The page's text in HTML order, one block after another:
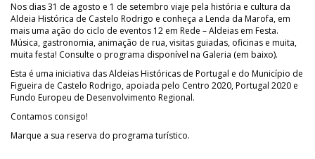
Nos dias 31 de agosto e 1 de setembro viaje pela história e cultura da
Aldeia Histórica de Castelo Rodrigo e conheça a Lenda da Marofa, em
mais uma ação do ciclo de eventos 12 em Rede – Aldeias em Festa.
Música, gastronomia, animação de rua, visitas guiadas, oficinas e muita,
muita festa! Consulte o programa disponível na Galeria (em baixo).
Esta é uma iniciativa das Aldeias Históricas de Portugal e do Município de
Figueira de Castelo Rodrigo, apoiada pelo Centro 2020, Portugal 2020 e
Fundo Europeu de Desenvolvimento Regional.
Contamos consigo!
Marque a sua reserva do programa turístico.